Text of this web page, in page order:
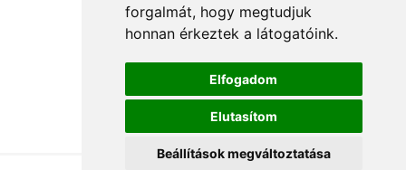
forgalmát, hogy megtudjuk
honnan érkeztek a látogatóink.
Elfogadom
Elutasítom
Beállítások megváltoztatása
Á.SZ.F.
Impresszum
Adatkezelési tájékoztató